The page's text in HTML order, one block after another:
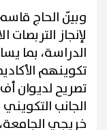
وبيّن الحاج
لإنجاز
الدراسة، بما
تكوينهم
تصريح لديوان
الجانب
خريجي